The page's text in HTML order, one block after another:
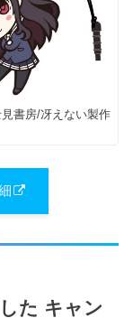
書房/冴えない製作
た キャン